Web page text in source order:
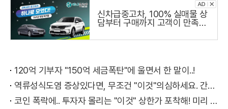
신차급중고차, 100% 실매물 상
담부터 구매까지 고객이 만족하
120억 기부자 "150억 세금폭탄"에 울면서 한 말이..!
역류성식도염 증상있다면, 무조건 "이것"의심하세요. 간단치료법 나왔다!
코인 폭락에.. 투자자 몰리는 "이것" 상한가 포착해! 미리 투자..